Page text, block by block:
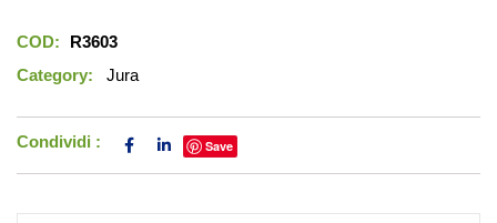
COD:
R3603
Category:
Jura
Condividi : Save